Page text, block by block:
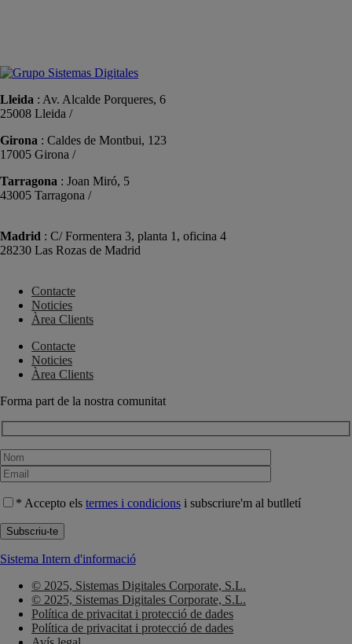
Lleida : Av. Alcalde Porqueres, 6
25008 Lleida /
Girona : Caldes de Montbui, 123
17005 Girona /
Tarragona : Joan Miró, 5
43005 Tarragona /
Madrid : C/ Formentera 3, planta 1, oficina 4
28230 Las Rozas de Madrid
Contacte
Noticies
Àrea Clients
Contacte
Noticies
Àrea Clients
Forma part de la nostra comunitat
* Accepto els termes i condicions i subscriure'm al butlletí
Sistema Intern d'informació
© 2025, Sistemas Digitales Corporate, S.L.
© 2025, Sistemas Digitales Corporate, S.L.
Política de privacitat i protecció de dades
Política de privacitat i protecció de dades